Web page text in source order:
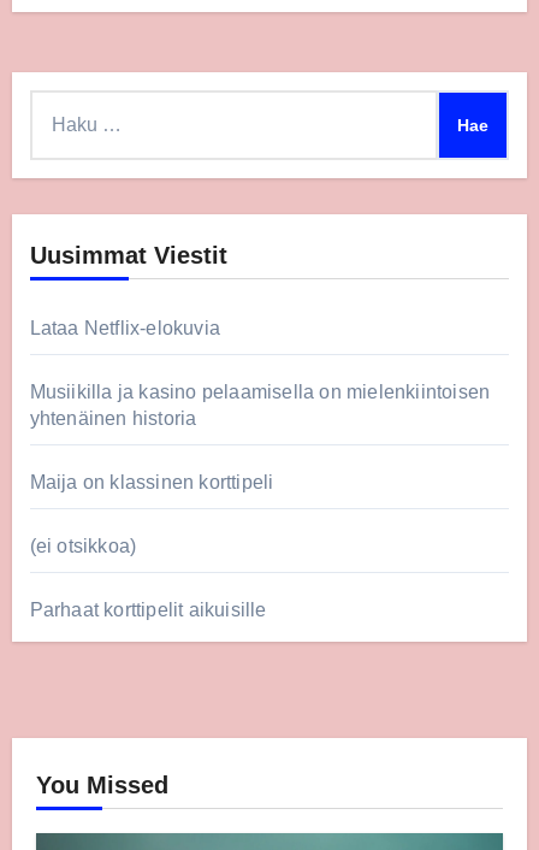
Uusimmat Viestit
Lataa Netflix-elokuvia
Musiikilla ja kasino pelaamisella on mielenkiintoisen
yhtenäinen historia
Maija on klassinen korttipeli
(ei otsikkoa)
Parhaat korttipelit aikuisille
You Missed